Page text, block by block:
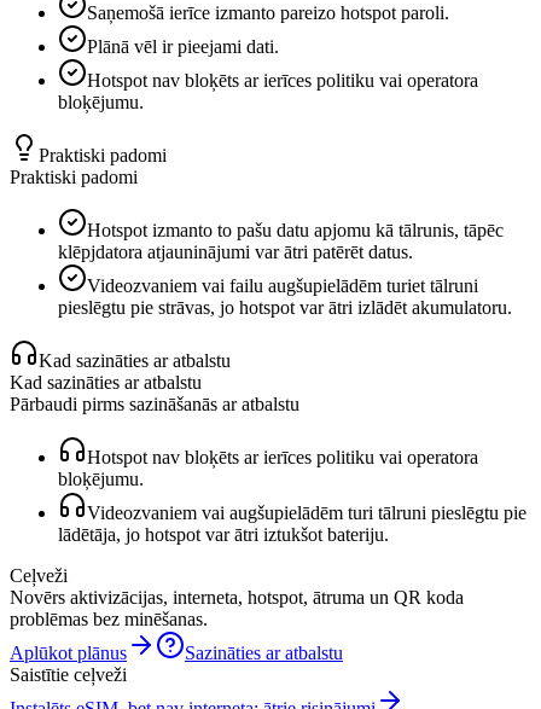
Saņemošā ierīce izmanto pareizo hotspot paroli.
Plānā vēl ir pieejami dati.
Hotspot nav bloķēts ar ierīces politiku vai operatora
bloķējumu.
Praktiski padomi
Praktiski padomi
Hotspot izmanto to pašu datu apjomu kā tālrunis, tāpēc
klēpjdatora atjauninājumi var ātri patērēt datus.
Videozvaniem vai failu augšupielādēm turiet tālruni
pieslēgtu pie strāvas, jo hotspot var ātri izlādēt akumulatoru.
Kad sazināties ar atbalstu
Kad sazināties ar atbalstu
Pārbaudi pirms sazināšanās ar atbalstu
Hotspot nav bloķēts ar ierīces politiku vai operatora
bloķējumu.
Videozvaniem vai augšupielādēm turi tālruni pieslēgtu pie
lādētāja, jo hotspot var ātri iztukšot bateriju.
Ceļveži
Novērs aktivizācijas, interneta, hotspot, ātruma un QR koda
problēmas bez minēšanas.
Aplūkot plānus
Sazināties ar atbalstu
Saistītie ceļveži